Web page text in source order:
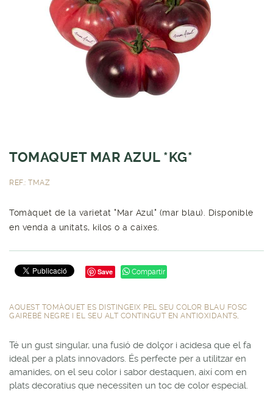
TOMAQUET MAR AZUL *KG*
REF.: TMAZ
Tomàquet de la varietat "Mar Azul" (mar blau). Disponible
en venda a unitats, kilos o a caixes.
Save Compartir
AQUEST TOMÀQUET ES DISTINGEIX PEL SEU COLOR BLAU FOSC
GAIREBÉ NEGRE I EL SEU ALT CONTINGUT EN ANTIOXIDANTS,
Té un gust singular, una fusió de dolçor i acidesa que el fa
ideal per a plats innovadors. És perfecte per a utilitzar en
amanides, on el seu color i sabor destaquen, així com en
plats decoratius que necessiten un toc de color especial.